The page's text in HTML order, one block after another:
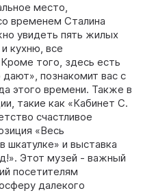
место,
временем Сталина
увидеть пять жилых
кухню, все
того, здесь есть
дают», познакомит вас с
этого времени. Также в
такие как «Кабинет С.
счастливое
«Весь
шкатулке» и выставка
Этот музей - важный
посетителям
далекого